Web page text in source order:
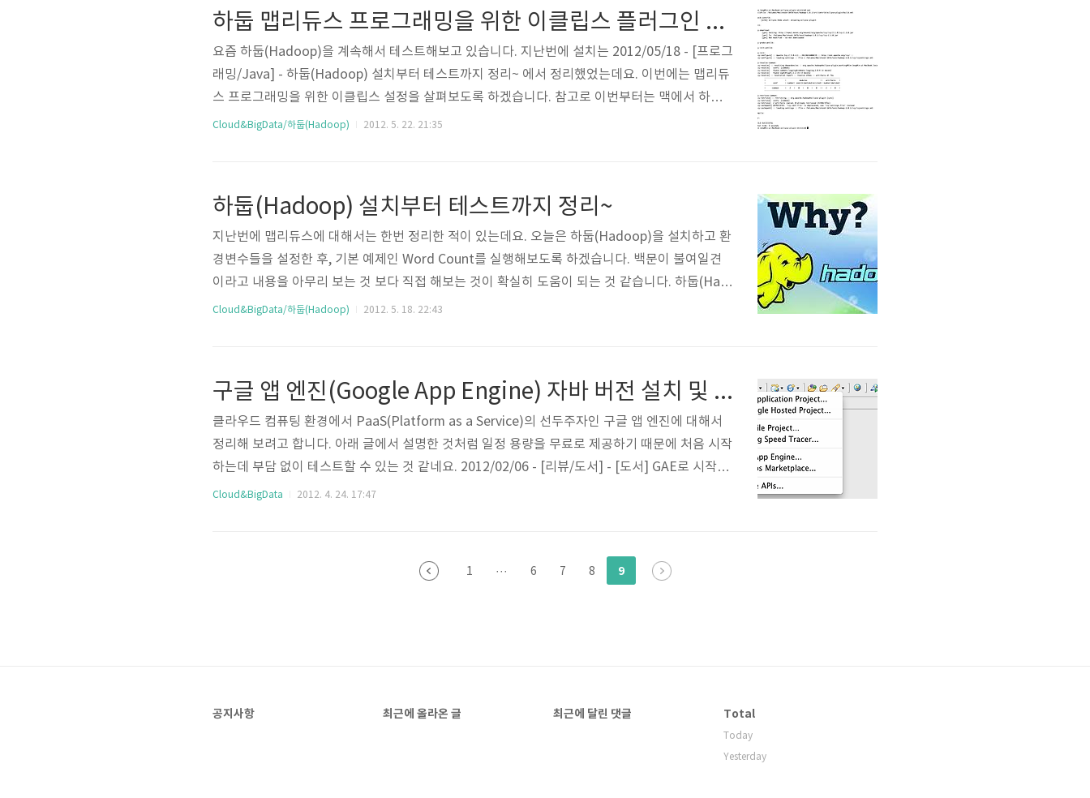
하..
하둡 맵리듀스 프로그래밍을 위한 이클립스 플러그인 설정 #1
요즘 하둡(Hadoop)을 계속해서 테스트해보고 있습니다. 지난번에 설치는 2012/05/18 - [프로그
래밍/Java] - 하둡(Hadoop) 설치부터 테스트까지 정리~ 에서 정리했었는데요. 이번에는 맵리듀
스 프로그래밍을 위한 이클립스 설정을 살펴보도록 하겠습니다. 참고로 이번부터는 맥에서 하둡
을 설치하고 테스트를 진행했네요. Apache Ant / Ivy 다운로드 및 설치하둡 내부의 소스 폴더를
Cloud&BigData/하둡(Hadoop) 2012. 5. 22. 21:35
하둡(Hadoop) 설치부터 테스트까지 정리~
지난번에 맵리듀스에 대해서는 한번 정리한 적이 있는데요. 오늘은 하둡(Hadoop)을 설치하고 환
경변수들을 설정한 후, 기본 예제인 Word Count를 실행해보도록 하겠습니다. 백문이 불여일견
이라고 내용을 아무리 보는 것 보다 직접 해보는 것이 확실히 도움이 되는 것 같습니다. 하둡(Had
oop) 설치하둡은 HDFS, MapReduce를 소프트웨어로 구현한 것으로 아파치 Top-Level 프로젝
설치를 진행했..
Cloud&BigData/하둡(Hadoop) 2012. 5. 18. 22:43
구글 앱 엔진(Google App Engine) 자바 버전 설치 및 프로젝트 생성/실행/배포 ~
클라우드 컴퓨팅 환경에서 PaaS(Platform as a Service)의 선두주자인 구글 앱 엔진에 대해서
정리해 보려고 합니다. 아래 글에서 설명한 것처럼 일정 용량을 무료로 제공하기 때문에 처음 시작
하는데 부담 없이 테스트할 수 있는 것 같네요. 2012/02/06 - [리뷰/도서] - [도서] GAE로 시작하
는 클라우드 컴퓨팅 - 구글 앱 엔진 활용하기 특히 자바 버전의 경우, 이클립스에 플러그인으로 제
립스 플러그인을 설치하는 방법은 많은 곳에서 이야기 하고 있으니 간단하게만 이야기 하도록 하
Cloud&BigData 2012. 4. 24. 17:47
1 ··· 6 7 8 9
공지사항 최근에 올라온 글 최근에 달린 댓글 Total
Today
Yesterday